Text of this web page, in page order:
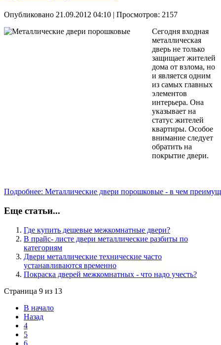
Опубликовано 21.09.2012 04:10 | Просмотров: 2157
Сегодня входная
металлическая
дверь не только
защищает жителей
дома от взлома, но
и является одним
из самых главных
элементов
интерьера. Она
указывает на
статус жителей
квартиры. Особое
внимание следует
обратить на
покрытие двери.
Подробнее: Металлические двери порошковые - в чем
Еще статьи...
Где купить дешевые межкомнатные двери?
В прайс- листе двери металлические разбиты по
категориям
Двери металлические технические часто
устанавливаются временно
Покраска дверей межкомнатных - что надо учесть?
Страница 9 из 13
В начало
Назад
4
5
6